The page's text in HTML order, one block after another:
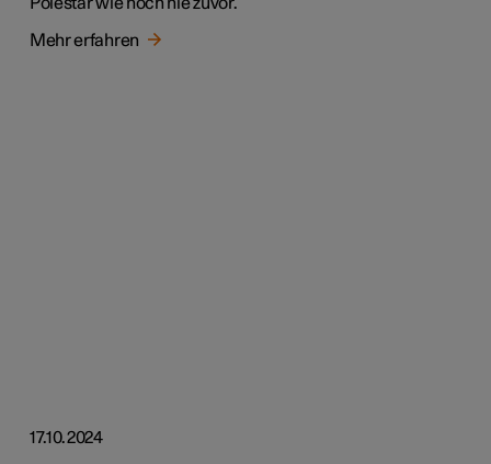
Mehr erfahren
17.10.2024